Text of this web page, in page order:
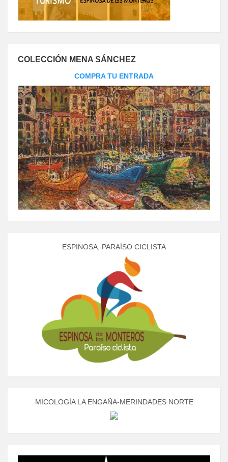
COLECCIÓN MENA SÁNCHEZ
COMPRA TU ENTRADA
ESPINOSA, PARAÍSO CICLISTA
MICOLOGÍA LA ENGAÑA-MERINDADES NORTE